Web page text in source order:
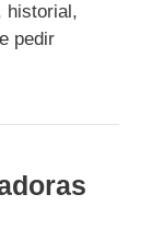
historial,
pedir